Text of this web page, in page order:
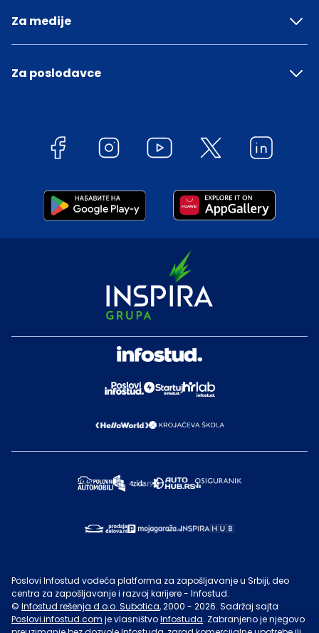
Za medije
Za poslodavce
Poslovi Infostud vodeća platforma za zapošljavanje u Srbiji, deo
centra za zapošljavanje i razvoj karijere - Infostud.
© Infostud rešenja d.o.o. Subotica, 2000 - 2026. Sadržaj sajta
Poslovi.infostud.com je vlasništvoInfostuda. Zabranjeno je njegovo